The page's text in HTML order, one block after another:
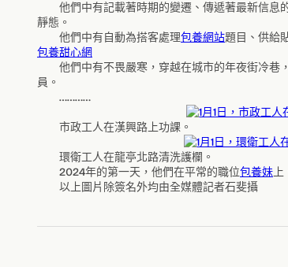
他們中有記載著時期的變遷、傳遞著最新信息
靜態。
他們中有自動為搭客處理包養網站題目、供給
包養甜心網
他們中有不畏嚴寒，穿越在城市的年夜街冷巷，
員。
…………
市政工人在漢興路上功課。
環衛工人在龍亭北路清洗護欄。
2024年的第一天，他們在平常的職位包養妹
以上圖片除簽名外均由全媒體記者石斐攝